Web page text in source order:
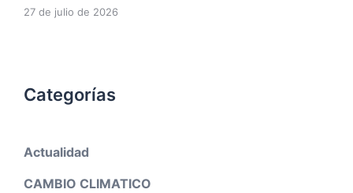
27 de julio de 2026
Categorías
Actualidad
CAMBIO CLIMATICO